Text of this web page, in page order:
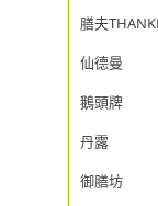
膳夫
仙德曼
鵝頭牌
丹露
御膳坊